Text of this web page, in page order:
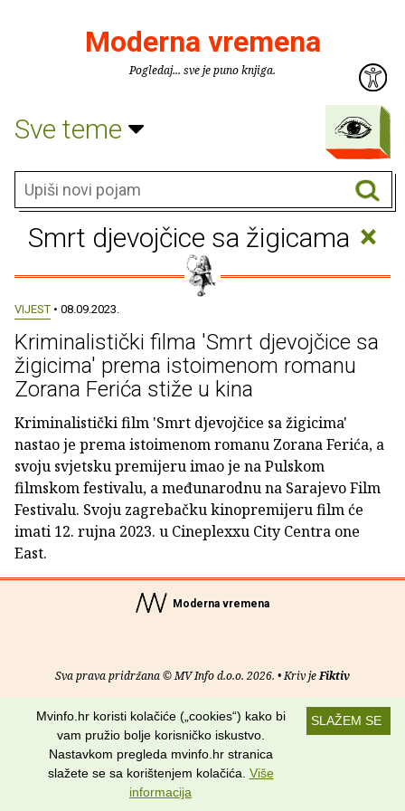
Moderna vremena
Pogledaj... sve je puno knjiga.
Sve teme
Smrt djevojčice sa žigicama ×
VIJEST • 08.09.2023.
Kriminalistički filma 'Smrt djevojčice sa
žigicima' prema istoimenom romanu
Zorana Ferića stiže u kina
Kriminalistički film 'Smrt djevojčice sa žigicima'
nastao je prema istoimenom romanu Zorana Ferića, a
svoju svjetsku premijeru imao je na Pulskom
filmskom festivalu, a međunarodnu na Sarajevo Film
Festivalu. Svoju zagrebačku kinopremijeru film će
imati 12. rujna 2023. u Cineplexxu City Centra one
East.
Moderna vremena
Sva prava pridržana © MV Info d.o.o. 2026. • Kriv jeFiktiv
O nama • Pomoć• Uvjeti korištenja• RSS kanali
SLAŽEM SE
Mvinfo.hr koristi kolačiće („cookies“) kako bi
vam pružio bolje korisničko iskustvo.
Nastavkom pregleda mvinfo.hr stranica
slažete se sa korištenjem kolačića. Više
informacija